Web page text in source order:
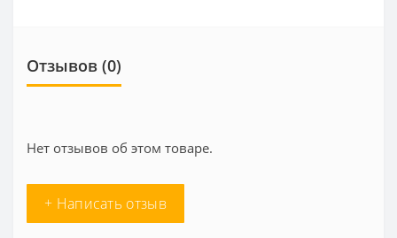
Отзывов (0)
Нет отзывов об этом товаре.
+ Написать отзыв